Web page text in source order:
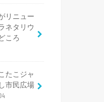
リニュー
ネタリウ
ころ
たこジャ
市民広場